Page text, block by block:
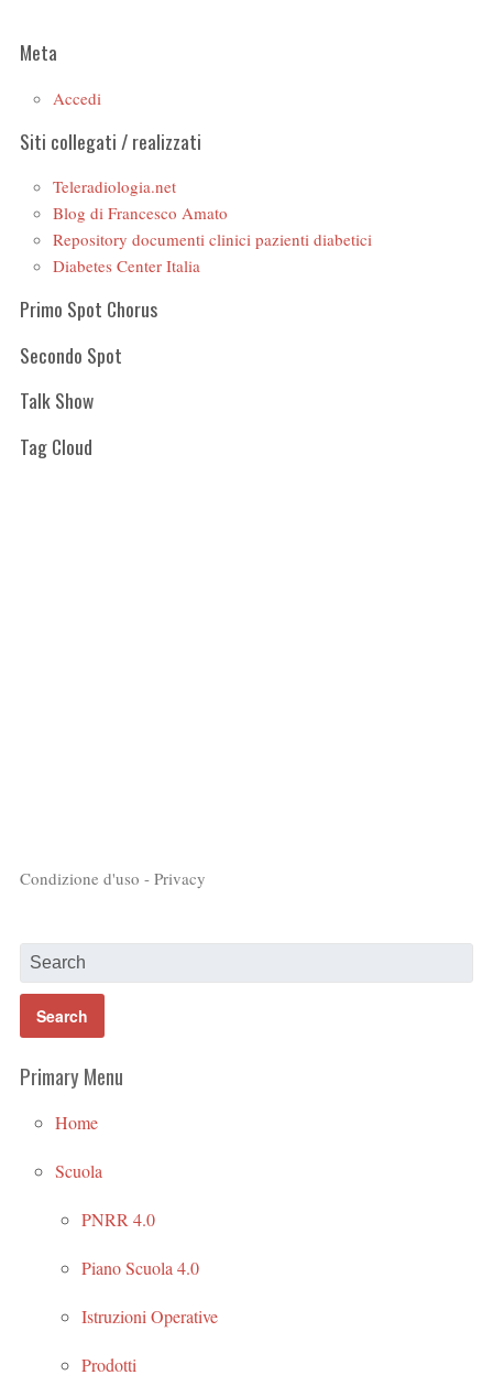
Meta
Accedi
Siti collegati / realizzati
Teleradiologia.net
Blog di Francesco Amato
Repository documenti clinici pazienti diabetici
Diabetes Center Italia
Primo Spot Chorus
Secondo Spot
Talk Show
Tag Cloud
Condizione d'uso - Privacy
Primary Menu
Home
Scuola
PNRR 4.0
Piano Scuola 4.0
Istruzioni Operative
Prodotti